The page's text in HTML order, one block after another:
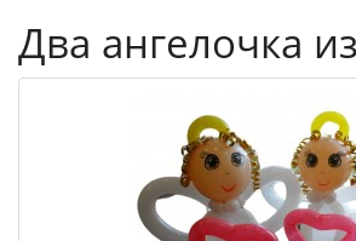
Два ангелочка